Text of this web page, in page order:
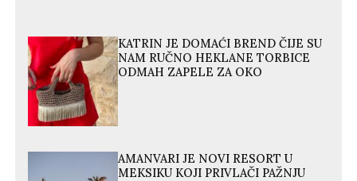
KATRIN JE DOMAĆI BREND ČIJE SU
NAM RUČNO HEKLANE TORBICE
ODMAH ZAPELE ZA OKO
AMANVARI JE NOVI RESORT U
MEKSIKU KOJI PRIVLAČI PAŽNJU